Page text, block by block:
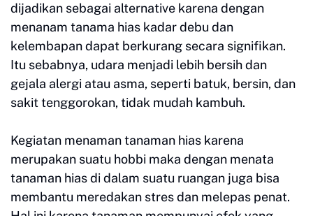
dijadikan sebagai alternative karena dengan
menanam tanama hias kadar debu dan
kelembapan dapat berkurang secara signifikan.
Itu sebabnya, udara menjadi lebih bersih dan
gejala alergi atau asma, seperti batuk, bersin, dan
sakit tenggorokan, tidak mudah kambuh.
Kegiatan menaman tanaman hias karena
merupakan suatu hobbi maka dengan menata
tanaman hias di dalam suatu ruangan juga bisa
membantu meredakan stres dan melepas penat.